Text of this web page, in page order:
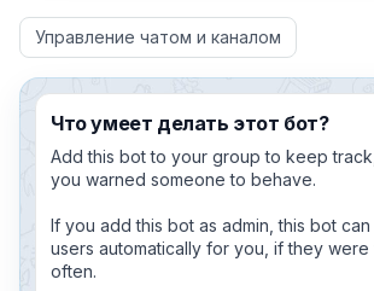
Управление чатом и каналом
Что умеет делать этот бот?
Add this bot to your group to keep
you warned someone to behave.
If you add this bot as admin, this bot
users automatically for you, if they
often.